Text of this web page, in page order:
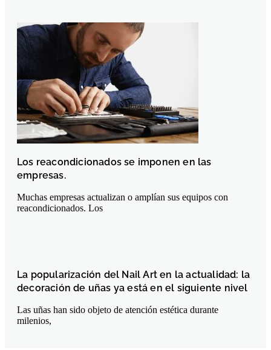
Los reacondicionados se imponen en las
empresas.
Muchas empresas actualizan o amplían sus equipos con
reacondicionados. Los
La popularización del Nail Art en la actualidad: la
decoración de uñas ya está en el siguiente nivel
Las uñas han sido objeto de atención estética durante
milenios,